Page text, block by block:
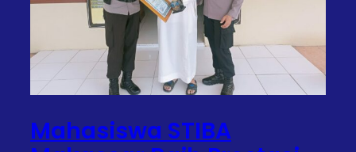
Mahasiswa STIBA